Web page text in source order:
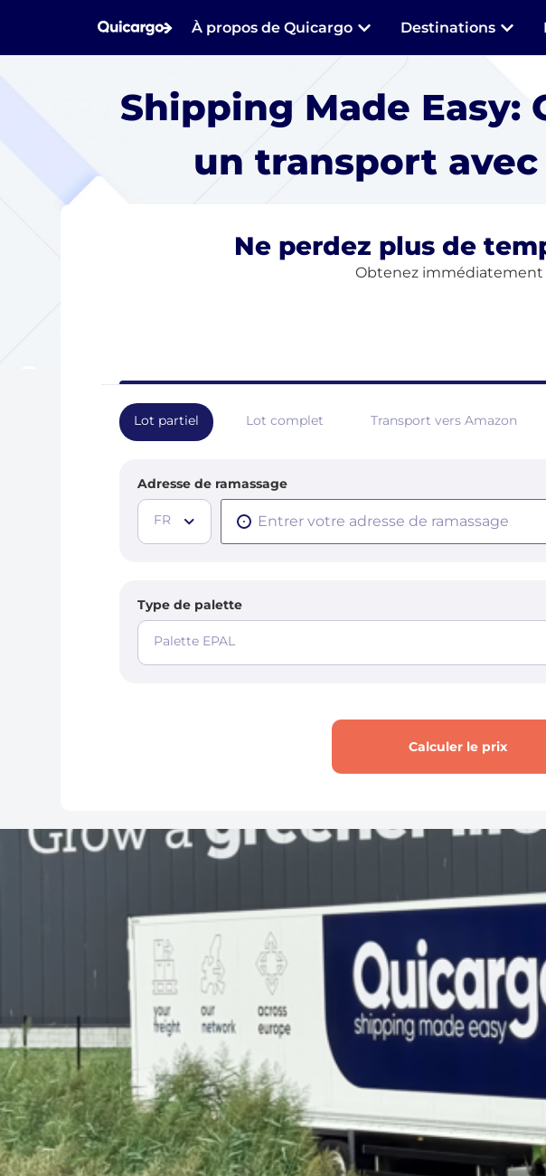
À propos de Quicargo Destinations
Shipping Made
un transport
Ne perdez plus de
Obtenez immédiatement
Lot partiel Lot complet Transport vers Amazon
Adresse de ramassage
FR
Type de palette
Palette EPAL
Calculer le prix